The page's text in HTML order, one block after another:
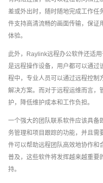
差或外出时，随时随地完成工作任
件支持高清流畅的画面传输，保证
体验。
此外，Raylink远程办公软件还适
是远程操作设备，用户都可以通过
程中，专业人员可以通过远程控制
解决方案。而对于远程运维而言，
护，降低维护成本和工作负担。
一个强大的团队联系软件应该具备
务管理和项目跟踪的功能，并且需
件可以帮助远程团队高效地协作和
普及，这些软件将发挥越来越重要
持。